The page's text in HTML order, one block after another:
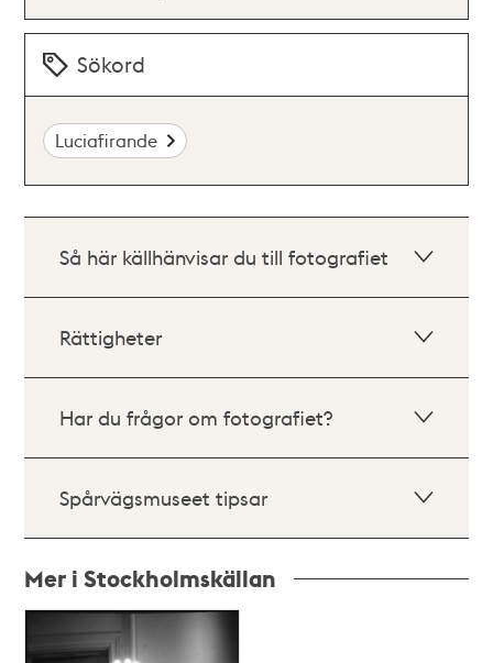
Sökord
Luciafirande
Så här källhänvisar du till fotografiet
Rättigheter
Har du frågor om fotografiet?
Spårvägsmuseet tipsar
Mer i Stockholmskällan
poster